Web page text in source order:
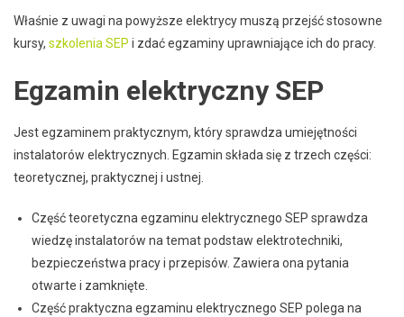
Właśnie z uwagi na powyższe elektrycy muszą przejść stosowne
kursy, szkolenia SEP i zdać egzaminy uprawniające ich do pracy.
Egzamin elektryczny SEP
Jest egzaminem praktycznym, który sprawdza umiejętności
instalatorów elektrycznych. Egzamin składa się z trzech części:
teoretycznej, praktycznej i ustnej.
Część teoretyczna egzaminu elektrycznego SEP sprawdza
wiedzę instalatorów na temat podstaw elektrotechniki,
bezpieczeństwa pracy i przepisów. Zawiera ona pytania
otwarte i zamknięte.
Część praktyczna egzaminu elektrycznego SEP polega na